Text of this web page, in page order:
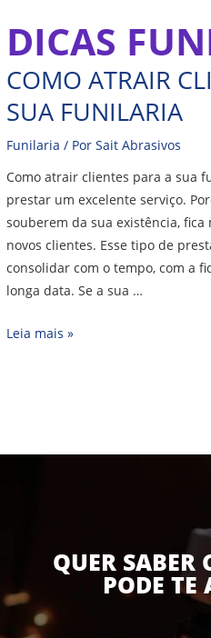
para
conteúdo
DICAS
COMO ATRAIR
SUA FUNILARIA
Funilaria / PorSait Abrasivos
Como atrair clientes para a sua
prestar um excelente serviço.
souberem da sua existência,
novos clientes. Esse tipo de
consolidar com o tempo, com a
longa data. Se a sua …
Como
atrair
clientes
a
sua
Leia mais »
QUER SABER
PODE TE